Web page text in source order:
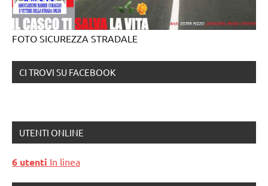
FOTO SICUREZZA STRADALE
CI TROVI SU FACEBOOK
UTENTI ONLINE
6 utenti In linea